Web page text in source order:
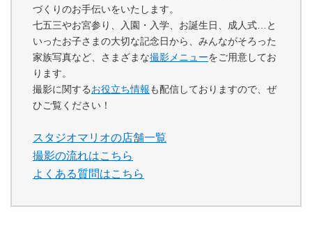
づくりのお手伝いをいたします。
七五三やお宮参り、入園・入学、お誕生日、成人式…と
いったお子さまの大切な記念日から、みんながそろった
家族写真など、さまざまな撮影メニューをご用意してお
ります。
撮影に関するお役立ち情報も配信しておりますので、ぜ
ひご覧ください！
スタジオマリオの店舗一覧
撮影の流れはこちら
よくある質問はこちら